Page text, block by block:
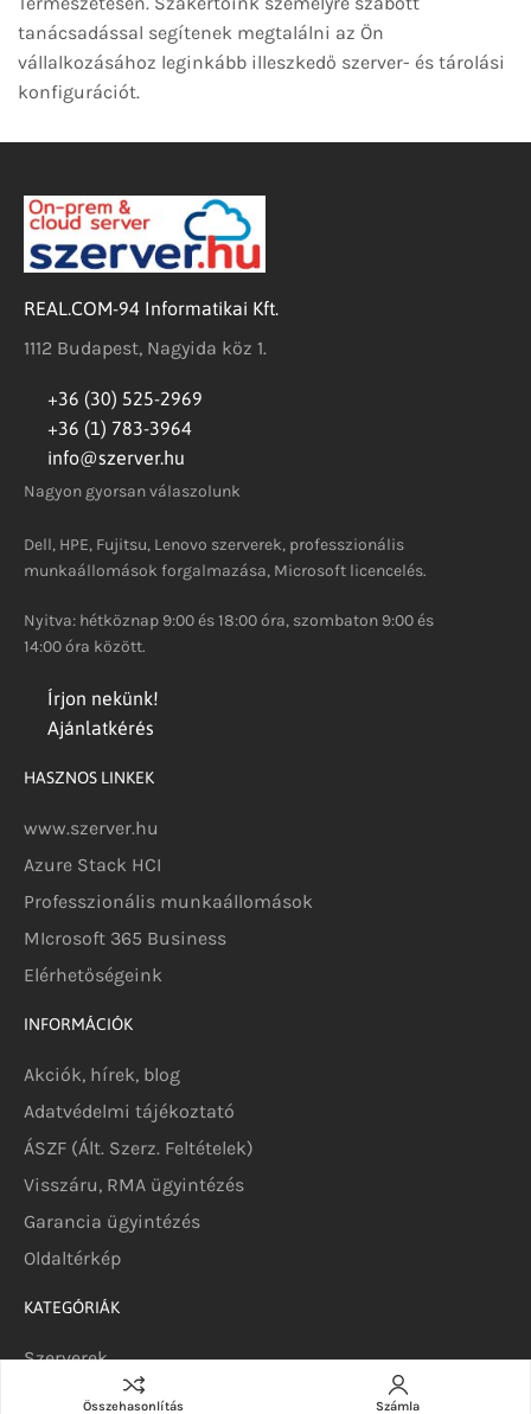
tanácsadással segítenek megtalálni az Ön
vállalkozásához leginkább illeszkedő szerver- és tárolási
konfigurációt.
REAL.COM-94 Informatikai Kft.
1112 Budapest, Nagyida köz 1.
+36 (30) 525-2969
+36 (1) 783-3964
info@szerver.hu
Nagyon gyorsan válaszolunk
Dell, HPE, Fujitsu, Lenovo szerverek, professzionális
munkaállomások forgalmazása, Microsoft licencelés.
Nyitva: hétköznap 9:00 és 18:00 óra, szombaton 9:00 és
14:00 óra között.
Írjon nekünk!
Ajánlatkérés
HASZNOS LINKEK
www.szerver.hu
Azure Stack HCI
Professzionális munkaállomások
MIcrosoft 365 Business
Elérhetőségeink
INFORMÁCIÓK
Akciók, hírek, blog
Adatvédelmi tájékoztató
ÁSZF (Ált. Szerz. Feltételek)
Visszáru, RMA ügyintézés
Garancia ügyintézés
Oldaltérkép
KATEGÓRIÁK
Szerverek
DELL szerverek
Összehasonlítás Számla